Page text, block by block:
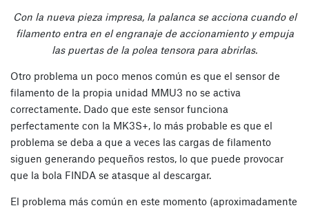
Con la nueva pieza impresa, la palanca se acciona cuando el
filamento entra en el engranaje de accionamiento y empuja
las puertas de la polea tensora para abrirlas.
Otro problema un poco menos común es que el sensor de
filamento de la propia unidad MMU3 no se activa
correctamente. Dado que este sensor funciona
perfectamente con la MK3S+, lo más probable es que el
problema se deba a que a veces las cargas de filamento
siguen generando pequeños restos, lo que puede provocar
que la bola FINDA se atasque al descargar.
El problema más común en este momento (aproximadamente